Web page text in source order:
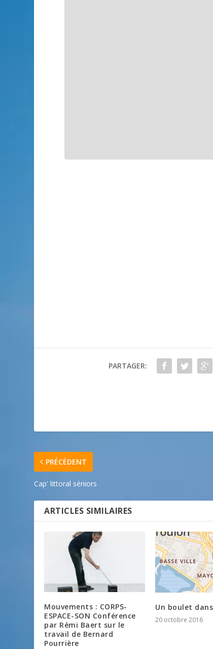
PARTAGER:
PRÉCÉDENT
Cap' littoral séniors
ARTICLES SIMILAIRES
Mouvements : CORPS-
ESPACE-SON Conférence
par Rémi Baert sur le
travail de Bernard
Pourrière
Un boulet
20 octobre 2016